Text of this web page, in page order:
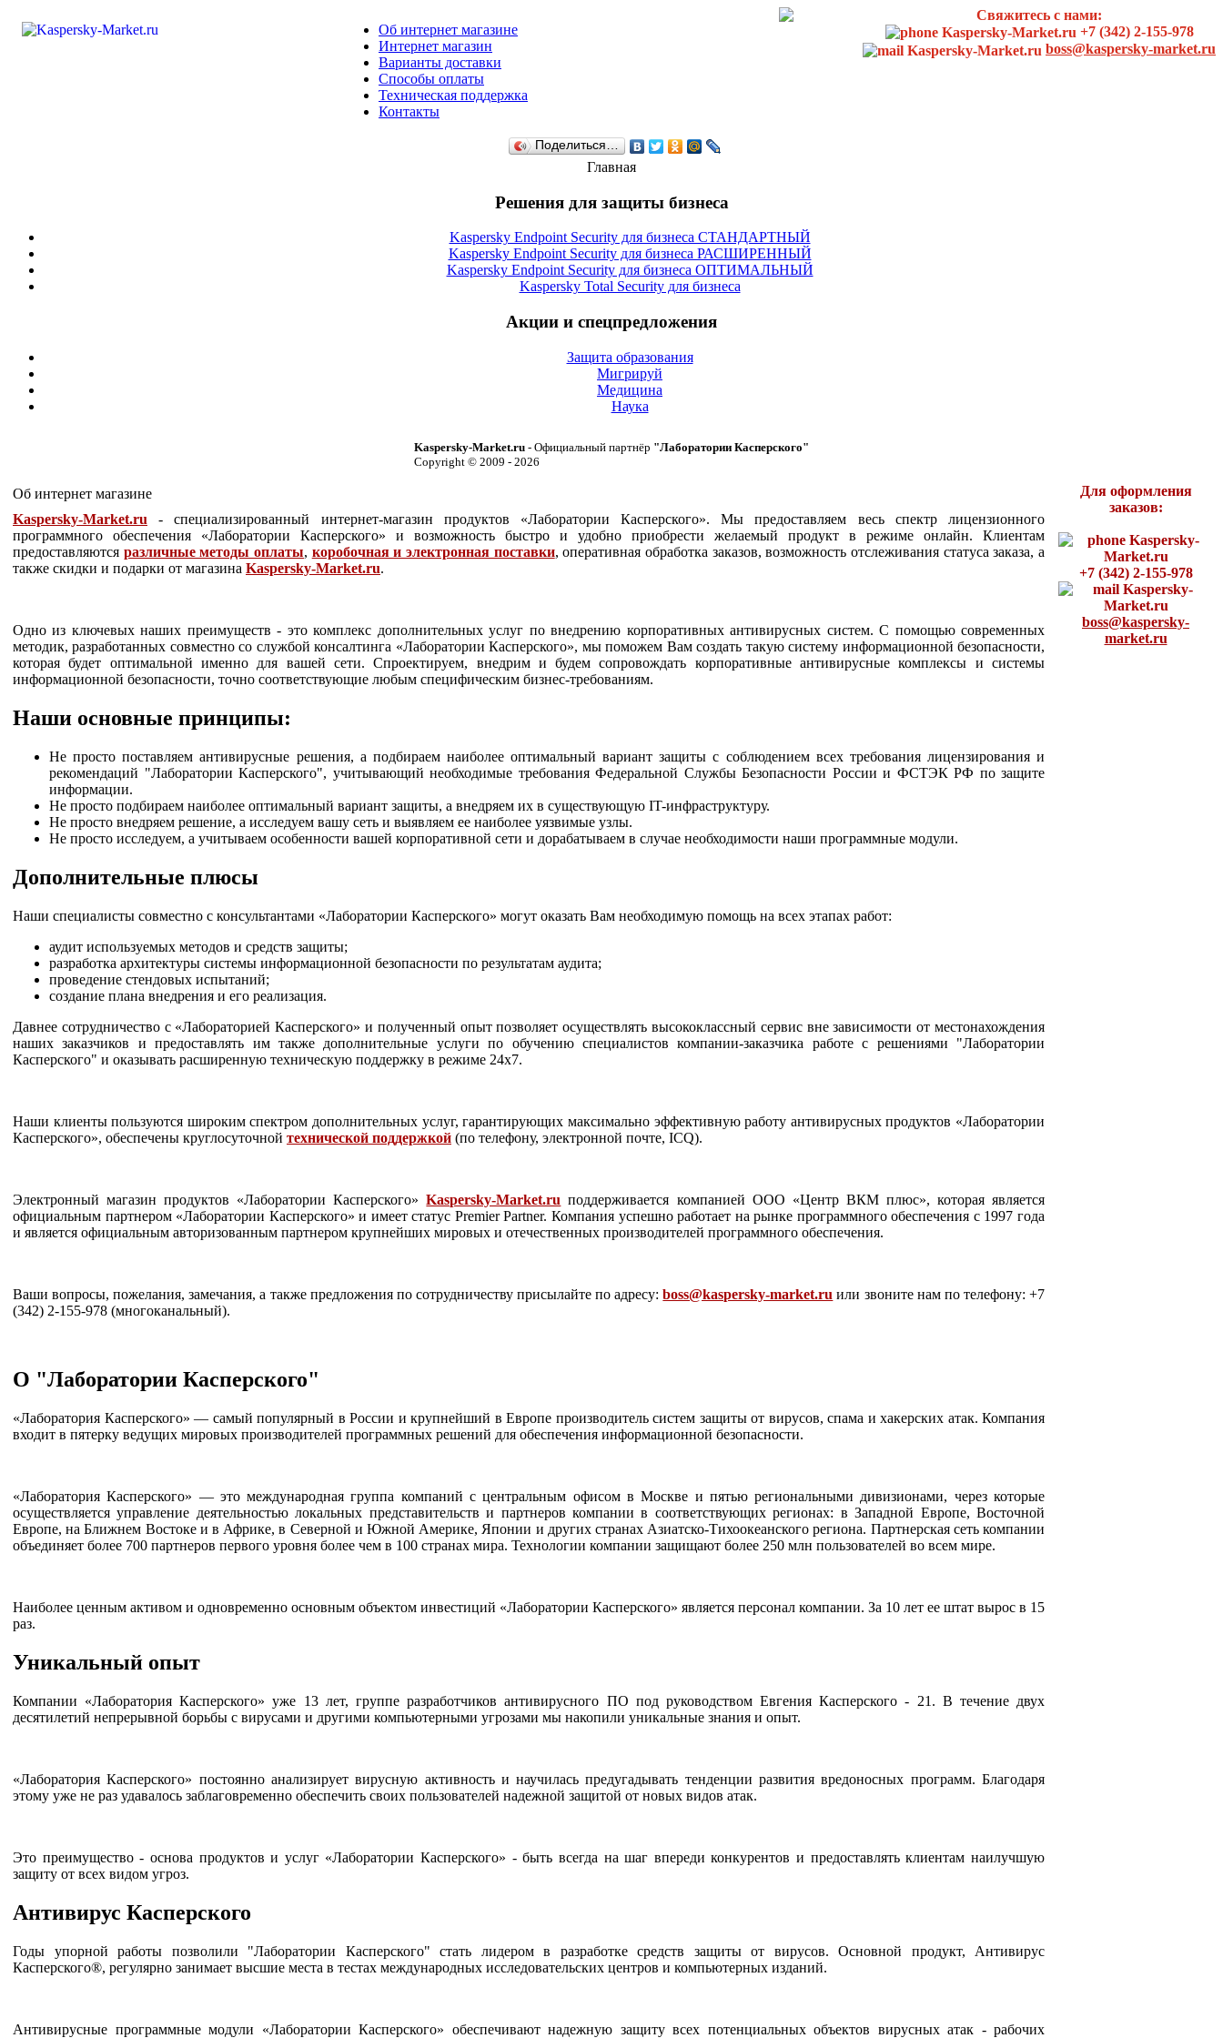
Свяжитесь с нами:
+7 (342) 2-155-978
boss@kaspersky-market.ru
Об интернет магазине
Интернет магазин
Варианты доставки
Способы оплаты
Техническая поддержка
Контакты
Поделиться…
Главная
Решения для защиты бизнеса
Kaspersky Endpoint Security для бизнеса СТАНДАРТНЫЙ
Kaspersky Endpoint Security для бизнеса РАСШИРЕННЫЙ
Kaspersky Endpoint Security для бизнеса ОПТИМАЛЬНЫЙ
Kaspersky Total Security для бизнеса
Акции и спецпредложения
Защита образования
Мигрируй
Медицина
Наука
Kaspersky-Market.ru - Официальный партнёр "Лаборатории Касперского"
Copyright © 2009 - 2026
Об интернет магазине
Kaspersky-Market.ru - специализированный интернет-магазин продуктов «Лаборатории Касперского». Мы предоставляем весь спектр лицензионного
программного обеспечения «Лаборатории Касперского» и возможность быстро и удобно приобрести желаемый продукт в режиме онлайн. Клиентам
предоставляются различные методы оплаты, коробочная и электронная поставки, оперативная обработка заказов, возможность отслеживания статуса заказа, а
также скидки и подарки от магазина Kaspersky-Market.ru.
Одно из ключевых наших преимуществ - это комплекс дополнительных услуг по внедрению корпоративных антивирусных систем. С помощью современных
методик, разработанных совместно со службой консалтинга «Лаборатории Касперского», мы поможем Вам создать такую систему информационной безопасности,
которая будет оптимальной именно для вашей сети. Спроектируем, внедрим и будем сопровождать корпоративные антивирусные комплексы и системы
информационной безопасности, точно соответствующие любым специфическим бизнес-требованиям.
Наши основные принципы:
Не просто поставляем антивирусные решения, а подбираем наиболее оптимальный вариант защиты с соблюдением всех требования лицензирования и
рекомендаций "Лаборатории Касперского", учитывающий необходимые требования Федеральной Службы Безопасности России и ФСТЭК РФ по защите
информации.
Не просто подбираем наиболее оптимальный вариант защиты, а внедряем их в существующую IT-инфраструктуру.
Не просто внедряем решение, а исследуем вашу сеть и выявляем ее наиболее уязвимые узлы.
Не просто исследуем, а учитываем особенности вашей корпоративной сети и дорабатываем в случае необходимости наши программные модули.
Дополнительные плюсы
Наши специалисты совместно с консультантами «Лаборатории Касперского» могут оказать Вам необходимую помощь на всех этапах работ:
аудит используемых методов и средств защиты;
разработка архитектуры системы информационной безопасности по результатам аудита;
проведение стендовых испытаний;
создание плана внедрения и его реализация.
Давнее сотрудничество с «Лабораторией Касперского» и полученный опыт позволяет осуществлять высококлассный сервис вне зависимости от местонахождения
наших заказчиков и предоставлять им также дополнительные услуги по обучению специалистов компании-заказчика работе с решениями "Лаборатории
Касперского" и оказывать расширенную техническую поддержку в режиме 24х7.
Наши клиенты пользуются широким спектром дополнительных услуг, гарантирующих максимально эффективную работу антивирусных продуктов «Лаборатории
Касперского», обеспечены круглосуточной технической поддержкой (по телефону, электронной почте, ICQ).
Электронный магазин продуктов «Лаборатории Касперского»Kaspersky-Market.ru поддерживается компанией ООО «Центр ВКМ плюс», которая является
официальным партнером «Лаборатории Касперского» и имеет статус Premier Partner. Компания успешно работает на рынке программного обеспечения с 1997 года
и является официальным авторизованным партнером крупнейших мировых и отечественных производителей программного обеспечения.
Ваши вопросы, пожелания, замечания, а также предложения по сотрудничеству присылайте по адресу:boss@kaspersky-market.ru или звоните нам по телефону: +7
(342) 2-155-978 (многоканальный).
О "Лаборатории Касперского"
«Лаборатория Касперского» — самый популярный в России и крупнейший в Европе производитель систем защиты от вирусов, спама и хакерских атак. Компания
входит в пятерку ведущих мировых производителей программных решений для обеспечения информационной безопасности.
«Лаборатория Касперского» — это международная группа компаний с центральным офисом в Москве и пятью региональными дивизионами, через которые
осуществляется управление деятельностью локальных представительств и партнеров компании в соответствующих регионах: в Западной Европе, Восточной
Европе, на Ближнем Востоке и в Африке, в Северной и Южной Америке, Японии и других странах Азиатско-Тихоокеанского региона. Партнерская сеть компании
объединяет более 700 партнеров первого уровня более чем в 100 странах мира. Технологии компании защищают более 250 млн пользователей во всем мире.
Наиболее ценным активом и одновременно основным объектом инвестиций «Лаборатории Касперского» является персонал компании. За 10 лет ее штат вырос в 15
раз.
Уникальный опыт
Компании «Лаборатория Касперского» уже 13 лет, группе разработчиков антивирусного ПО под руководством Евгения Касперского - 21. В течение двух
десятилетий непрерывной борьбы с вирусами и другими компьютерными угрозами мы накопили уникальные знания и опыт.
«Лаборатория Касперского» постоянно анализирует вирусную активность и научилась предугадывать тенденции развития вредоносных программ. Благодаря
этому уже не раз удавалось заблаговременно обеспечить своих пользователей надежной защитой от новых видов атак.
Это преимущество - основа продуктов и услуг «Лаборатории Касперского» - быть всегда на шаг впереди конкурентов и предоставлять клиентам наилучшую
защиту от всех видом угроз.
Антивирус Касперского
Годы упорной работы позволили "Лаборатории Касперского" стать лидером в разработке средств защиты от вирусов. Основной продукт, Антивирус
Касперского®, регулярно занимает высшие места в тестах международных исследовательских центров и компьютерных изданий.
Антивирусные программные модули «Лаборатории Касперского» обеспечивают надежную защиту всех потенциальных объектов вирусных атак - рабочих
Для оформления
заказов:
+7 (342) 2-155-978
boss@kaspersky-
market.ru